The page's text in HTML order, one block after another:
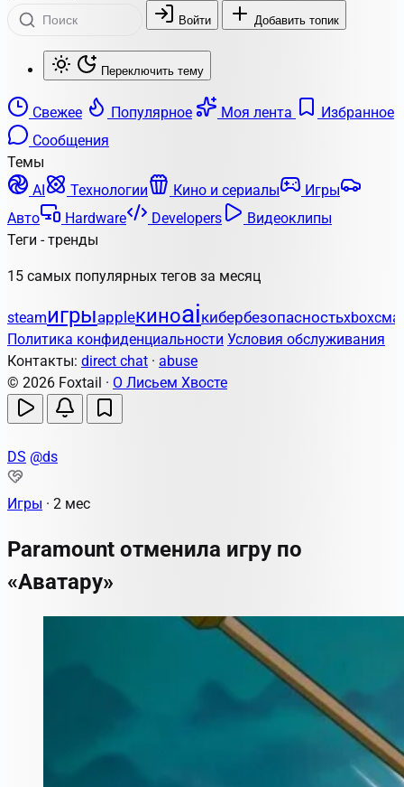
Войти Добавить топик
Переключить тему
Свежее Популярное Моя лента
Избранное
Сообщения
Темы
AI
Технологии Кино и сериалы
Игры
Авто
Hardware Developers
Видеоклипы
Теги - тренды
15 самых популярных тегов за месяц
steamигрыappleкиноaiкибербезопасностьxbox
Политика конфиденциальности Условия обслуживания
Контакты: direct chat · abuse
© 2026 Foxtail · О Лисьем Хвосте
DS @ds
Игры · 2 мес
Paramount отменила игру по
«Аватару»